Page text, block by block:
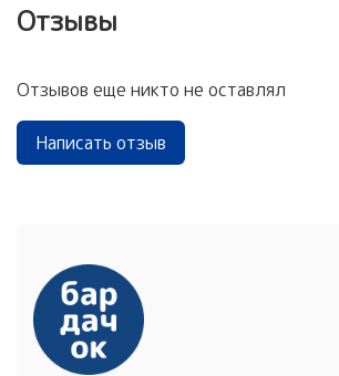
Отзывы
Отзывов еще никто не оставлял
Написать отзыв